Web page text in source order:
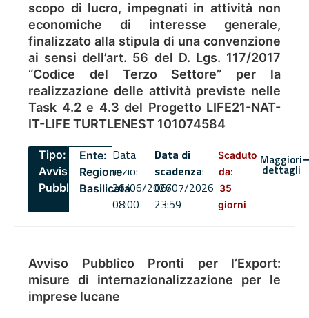
scopo di lucro, impegnati in attività non
economiche di interesse generale,
finalizzato alla stipula di una convenzione
ai sensi dell’art. 56 del D. Lgs. 117/2017
“Codice del Terzo Settore” per la
realizzazione delle attività previste nelle
Task 4.2 e 4.3 del Progetto LIFE21-NAT-
IT-LIFE TURTLENEST 101074584
Tipo:
Avviso
Pubblico
Ente:
Regione
Basilicata
Data
inizio:
26/06/2026
08:00
Data di
scadenza:
06/07/2026
23:59
Scaduto
da:
35
giorni
Maggiori
dettagli
Avviso Pubblico Pronti per l’Export:
misure di internazionalizzazione per le
imprese lucane